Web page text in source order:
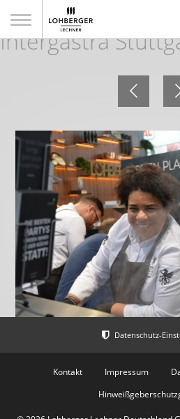
Impressionen von
Intergastra
Kontakt Impressum